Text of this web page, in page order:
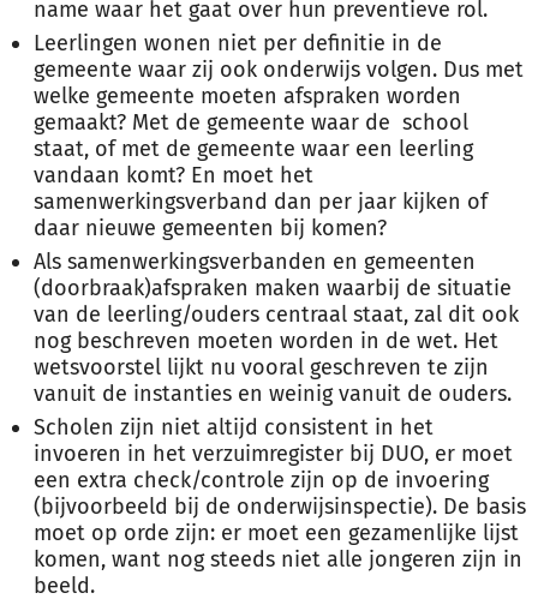
name waar het gaat over hun preventieve rol.
Leerlingen wonen niet per definitie in de
gemeente waar zij ook onderwijs volgen. Dus met
welke gemeente moeten afspraken worden
gemaakt? Met de gemeente waar de school
staat, of met de gemeente waar een leerling
vandaan komt? En moet het
samenwerkingsverband dan per jaar kijken of
daar nieuwe gemeenten bij komen?
Als samenwerkingsverbanden en gemeenten
(doorbraak)afspraken maken waarbij de situatie
van de leerling/ouders centraal staat, zal dit ook
nog beschreven moeten worden in de wet. Het
wetsvoorstel lijkt nu vooral geschreven te zijn
vanuit de instanties en weinig vanuit de ouders.
Scholen zijn niet altijd consistent in het
invoeren in het verzuimregister bij DUO, er moet
een extra check/controle zijn op de invoering
(bijvoorbeeld bij de onderwijsinspectie). De basis
moet op orde zijn: er moet een gezamenlijke lijst
komen, want nog steeds niet alle jongeren zijn in
beeld.